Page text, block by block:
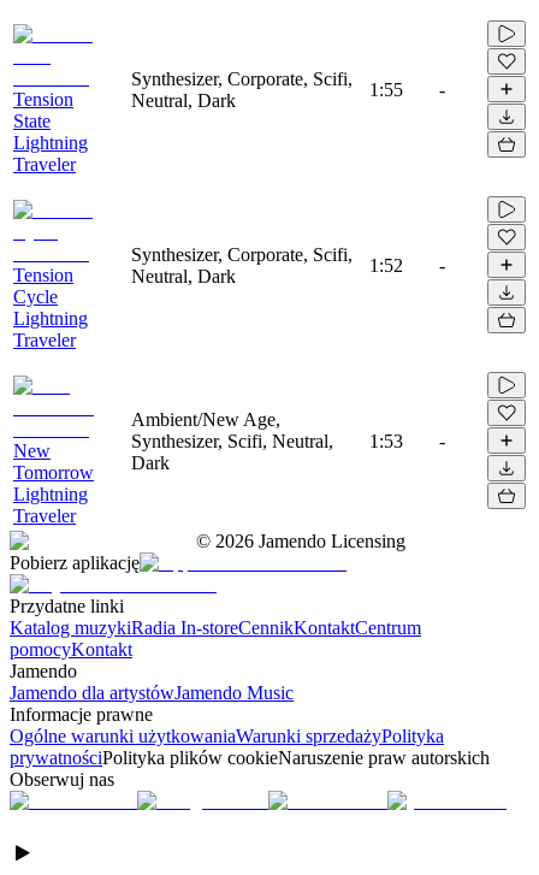
Tension
State
Lightning
Traveler
Synthesizer, Corporate, Scifi,
Neutral, Dark
1:55 -
Tension
Cycle
Lightning
Traveler
Synthesizer, Corporate, Scifi,
Neutral, Dark
1:52 -
New
Tomorrow
Lightning
Traveler
Ambient/New Age,
Synthesizer, Scifi, Neutral,
Dark
1:53 -
© 2026 Jamendo Licensing
Pobierz aplikację
Przydatne linki
Katalog muzykiRadia In-storeCennikKontaktCentrum
pomocyKontakt
Jamendo
Jamendo dla artystówJamendo Music
Informacje prawne
Ogólne warunki użytkowaniaWarunki sprzedażyPolityka
prywatnościPolityka plików cookieNaruszenie praw autorskich
Obserwuj nas